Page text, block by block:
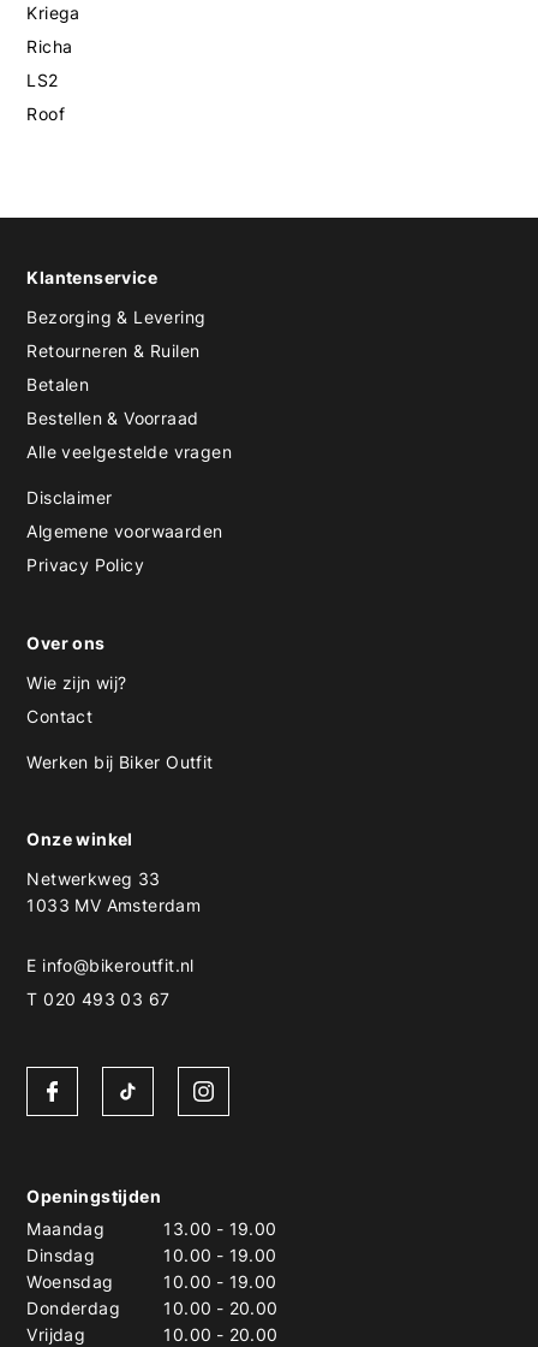
Kriega
Richa
LS2
Roof
Klantenservice
Bezorging & Levering
Retourneren & Ruilen
Betalen
Bestellen & Voorraad
Alle veelgestelde vragen
Disclaimer
Algemene voorwaarden
Privacy Policy
Over ons
Wie zijn wij?
Contact
Werken bij Biker Outfit
Onze winkel
Netwerkweg 33
1033 MV Amsterdam
E info@bikeroutfit.nl
T 020 493 03 67
Openingstijden
Maandag
13.00 - 19.00
Dinsdag
10.00 - 19.00
Woensdag
10.00 - 19.00
Donderdag
10.00 - 20.00
Vrijdag
10.00 - 20.00